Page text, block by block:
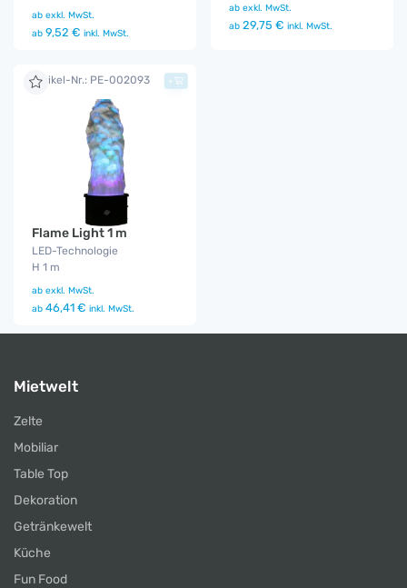
ab exkl. MwSt.
ab 9,52 € inkl. MwSt.
ab exkl. MwSt.
ab 29,75 € inkl. MwSt.
Artikel-Nr.: PE-002093
Flame Light 1 m
LED-Technologie
H 1 m
ab exkl. MwSt.
ab 46,41 € inkl. MwSt.
+
Mietwelt
Zelte
Mobiliar
Table Top
Dekoration
Getränkewelt
Küche
Fun Food